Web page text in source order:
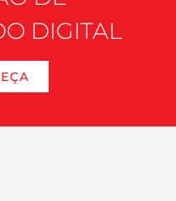
DIGITAL